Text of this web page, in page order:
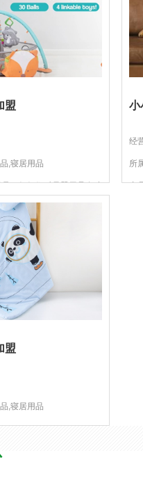
盟
,寝居用品
了妈妈们对母婴用品在功
小
经
所
产
盟
,寝居用品